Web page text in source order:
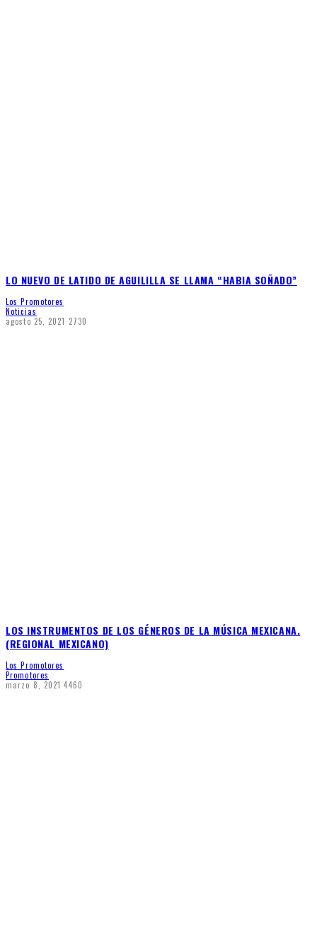
LO NUEVO DE LATIDO DE AGUILILLA SE LLAMA “HABIA SOÑADO”
Los Promotores
Noticias
agosto 25, 2021 2730
LOS INSTRUMENTOS DE LOS GÉNEROS DE LA MÚSICA MEXICANA.
(REGIONAL MEXICANO)
Los Promotores
Promotores
marzo 8, 2021 4460